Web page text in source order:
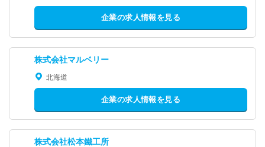
企業の求人情報を見る
株式会社マルベリー
北海道
企業の求人情報を見る
株式会社松本鐵工所